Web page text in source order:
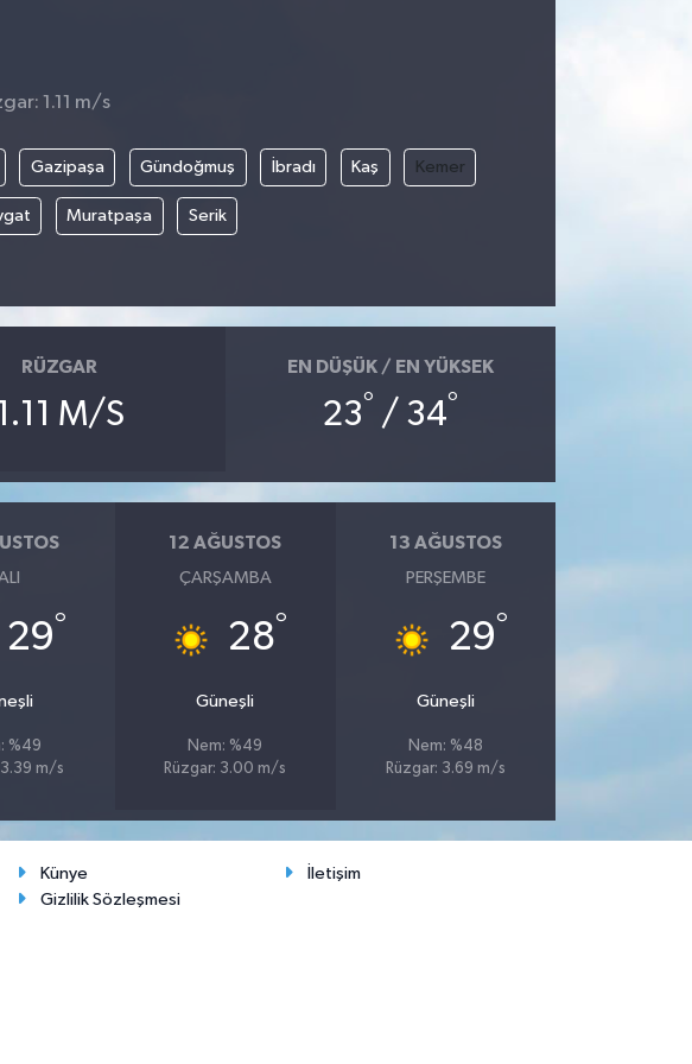
1.11 m/s
Gazipaşa Gündoğmuş İbradı Kaş Kemer
Muratpaşa Serik
RÜZGAR
M/S
EN DÜŞÜK / EN YÜKSEK
23° / 34°
29°
%49
3.39 m/s
12 AĞUSTOS
ÇARŞAMBA
28°
Güneşli
Nem: %49
Rüzgar: 3.00 m/s
13 AĞUSTOS
PERŞEMBE
29°
Güneşli
Nem: %48
Rüzgar: 3.69 m/s
Künye
İletişim
Gizlilik Sözleşmesi